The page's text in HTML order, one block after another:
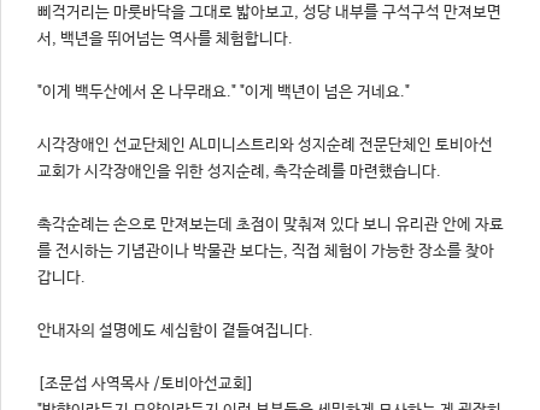
삐걱거리는 마룻바닥을 그대로 밟아보고, 성당 내부를 구석구석 만져보면
서, 백년을 뛰어넘는 역사를 체험합니다.
"이게 백두산에서 온 나무래요." "이게 백년이 넘은 거네요."
시각장애인 선교단체인 AL미니스트리와 성지순례 전문단체인 토비아선
교회가 시각장애인을 위한 성지순례, 촉각순례를 마련했습니다.
촉각순례는 손으로 만져보는데 초점이 맞춰져 있다 보니 유리관 안에 자료
를 전시하는 기념관이나 박물관 보다는, 직접 체험이 가능한 장소를 찾아
갑니다.
안내자의 설명에도 세심함이 곁들여집니다.
[조문섭 사역목사 /토비아선교회]